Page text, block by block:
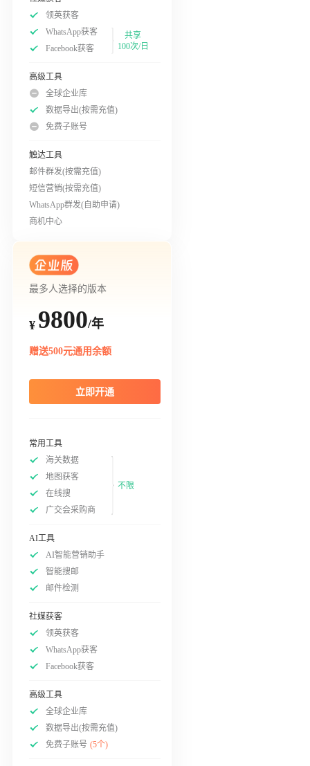
领英获客
WhatsApp获客
Facebook获客
共享
100次/日
高级工具
全球企业库
数据导出(按需充值)
免费子账号
触达工具
邮件群发(按需充值)
短信营销(按需充值)
WhatsApp群发(自助申请)
商机中心
最多人选择的版本
¥ 9800/年
赠送500元通用余额
立即开通
常用工具
海关数据
地图获客
在线搜
广交会采购商
不限
AI工具
AI智能营销助手
智能搜邮
邮件检测
社媒获客
领英获客
WhatsApp获客
Facebook获客
高级工具
全球企业库
数据导出(按需充值)
免费子账号 (5个)